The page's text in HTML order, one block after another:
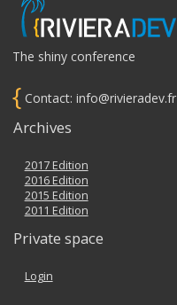
The shiny conference
{ Contact: info@rivieradev.fr
Archives
2017 Edition
2016 Edition
2015 Edition
2011 Edition
Private space
Login